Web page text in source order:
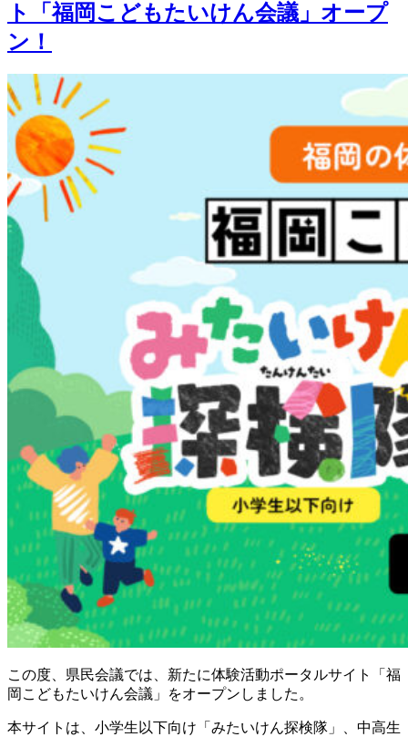
ト「福岡こどもたいけん会議」オープ
ン！
この度、県民会議では、新たに体験活動ポータルサイト「福
岡こどもたいけん会議」をオープンしました。
本サイトは、小学生以下向け「みたいけん探検隊」、中高生